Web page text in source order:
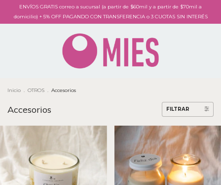
ENVÍOS GRATIS correo a sucursal (a partir de $60mil y a partir de $70mil a
domicilio) + 5% OFF PAGANDO CON TRANSFERENCIA o 3 CUOTAS SIN INTERÉS
Inicio . OTROS . Accesorios
Accesorios FILTRAR